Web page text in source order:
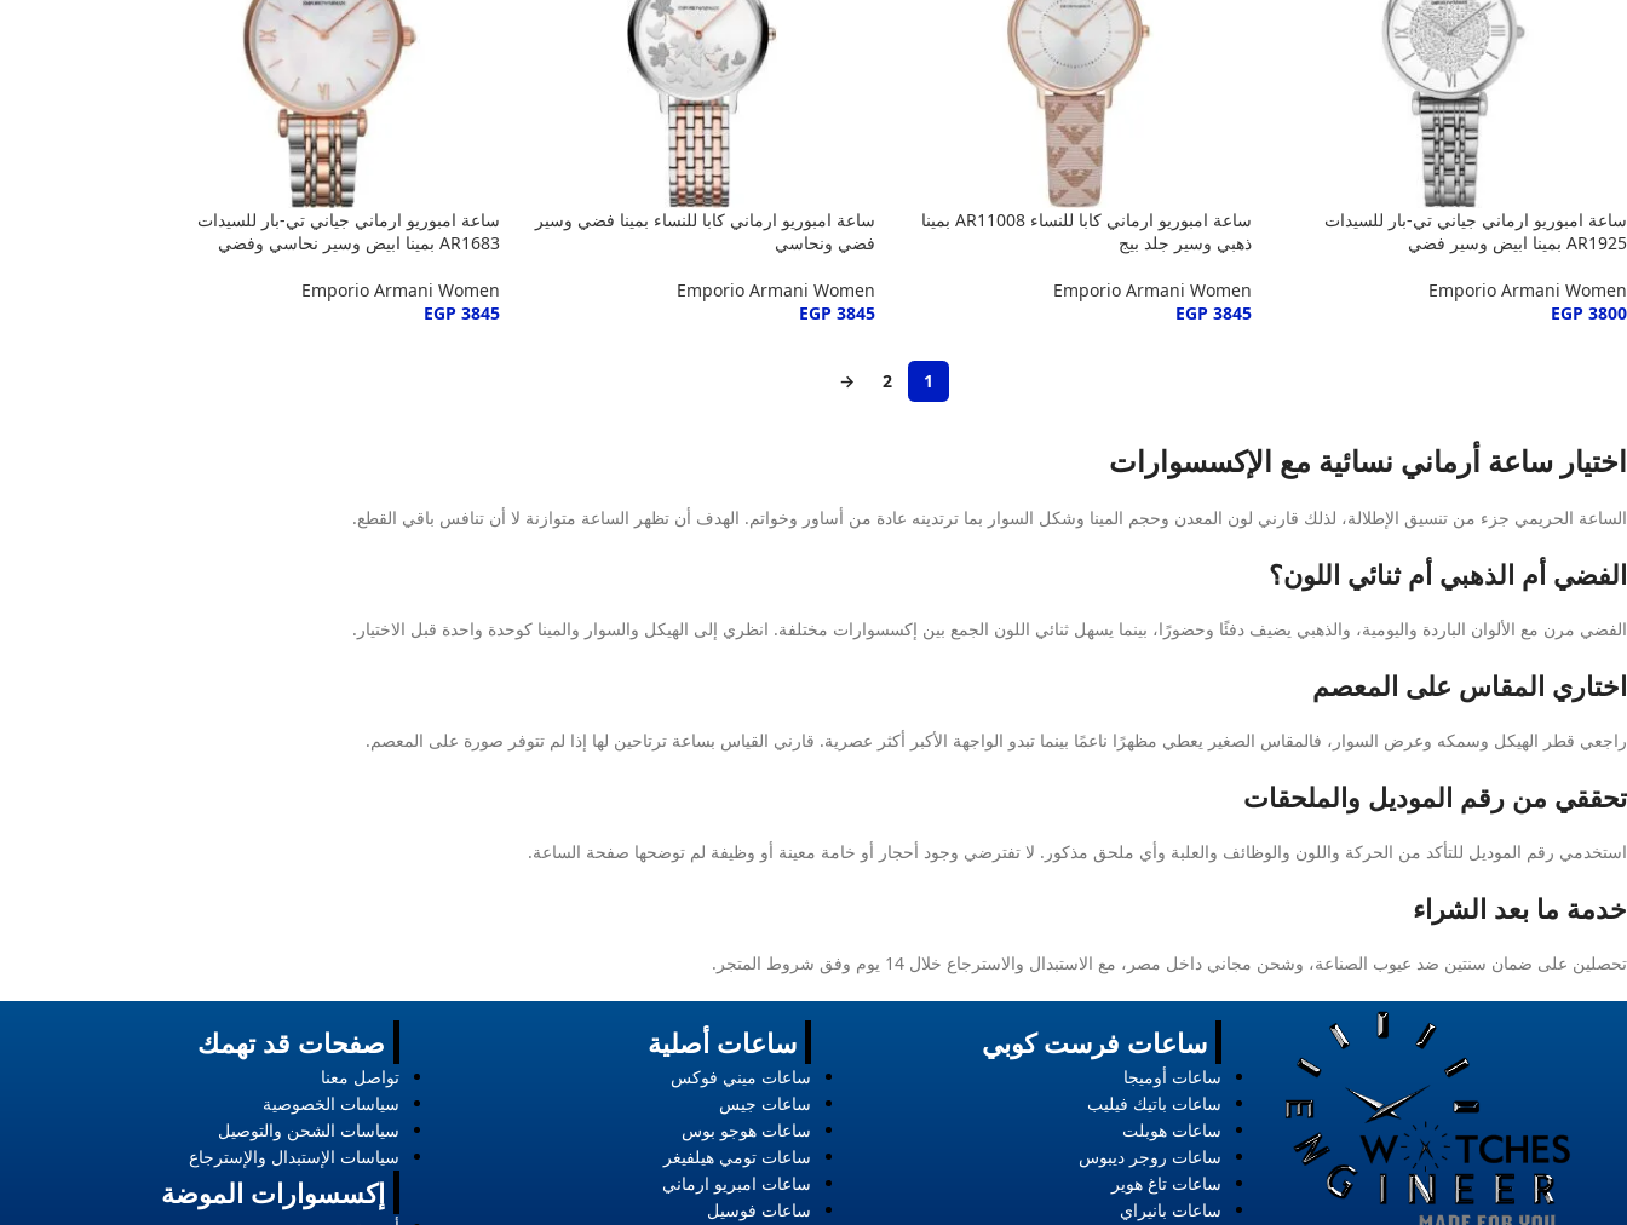
ساعة امبوريو ارماني جياني تي-بار للسيدات
AR1925 بمينا ابيض وسير فضي
Emporio Armani Women
EGP 3800
ساعة امبوريو ارماني كابا للنساء AR11008 بمينا
ذهبي وسير جلد بيج
Emporio Armani Women
EGP 3845
ساعة امبوريو ارماني كابا للنساء بمينا فضي وسير
فضي ونحاسي
Emporio Armani Women
EGP 3845
ساعة امبوريو ارماني جياني تي-بار للسيدات
AR1683 بمينا ابيض وسير نحاسي وفضي
Emporio Armani Women
EGP 3845
1
2
→
اختيار ساعة أرماني نسائية مع الإكسسوارات
الساعة الحريمي جزء من تنسيق الإطلالة، لذلك قارني لون المعدن وحجم المينا وشكل السوار بما ترتدينه عادة من أساور وخواتم. الهدف أن تظهر الساعة متوازنة لا أن تنافس باقي القطع.
الفضي أم الذهبي أم ثنائي اللون؟
الفضي مرن مع الألوان الباردة واليومية، والذهبي يضيف دفئًا وحضورًا، بينما يسهل ثنائي اللون الجمع بين إكسسوارات مختلفة. انظري إلى الهيكل والسوار والمينا كوحدة واحدة قبل الاختيار.
اختاري المقاس على المعصم
راجعي قطر الهيكل وسمكه وعرض السوار، فالمقاس الصغير يعطي مظهرًا ناعمًا بينما تبدو الواجهة الأكبر أكثر عصرية. قارني القياس بساعة ترتاحين لها إذا لم تتوفر صورة على المعصم.
تحققي من رقم الموديل والملحقات
استخدمي رقم الموديل للتأكد من الحركة واللون والوظائف والعلبة وأي ملحق مذكور. لا تفترضي وجود أحجار أو خامة معينة أو وظيفة لم توضحها صفحة الساعة.
خدمة ما بعد الشراء
تحصلين على ضمان سنتين ضد عيوب الصناعة، وشحن مجاني داخل مصر، مع الاستبدال والاسترجاع خلال 14 يوم وفق شروط المتجر.
صفحات قد تهمك
تواصل معنا
سياسات الخصوصية
سياسات الشحن والتوصيل
سياسات الإستبدال والإسترجاع
إكسسوارات الموضة
ساعات أصلية
ساعات ميني فوكس
ساعات جيس
ساعات هوجو بوس
ساعات تومي هيلفيغر
ساعات امبريو ارماني
ساعات فوسيل
ساعات فرست كوبي
ساعات أوميجا
ساعات باتيك فيليب
ساعات هوبلت
ساعات روجر ديبوس
ساعات تاغ هوير
ساعات بانيراي